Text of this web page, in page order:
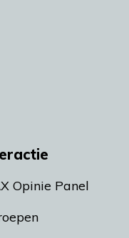
Opinie Panel